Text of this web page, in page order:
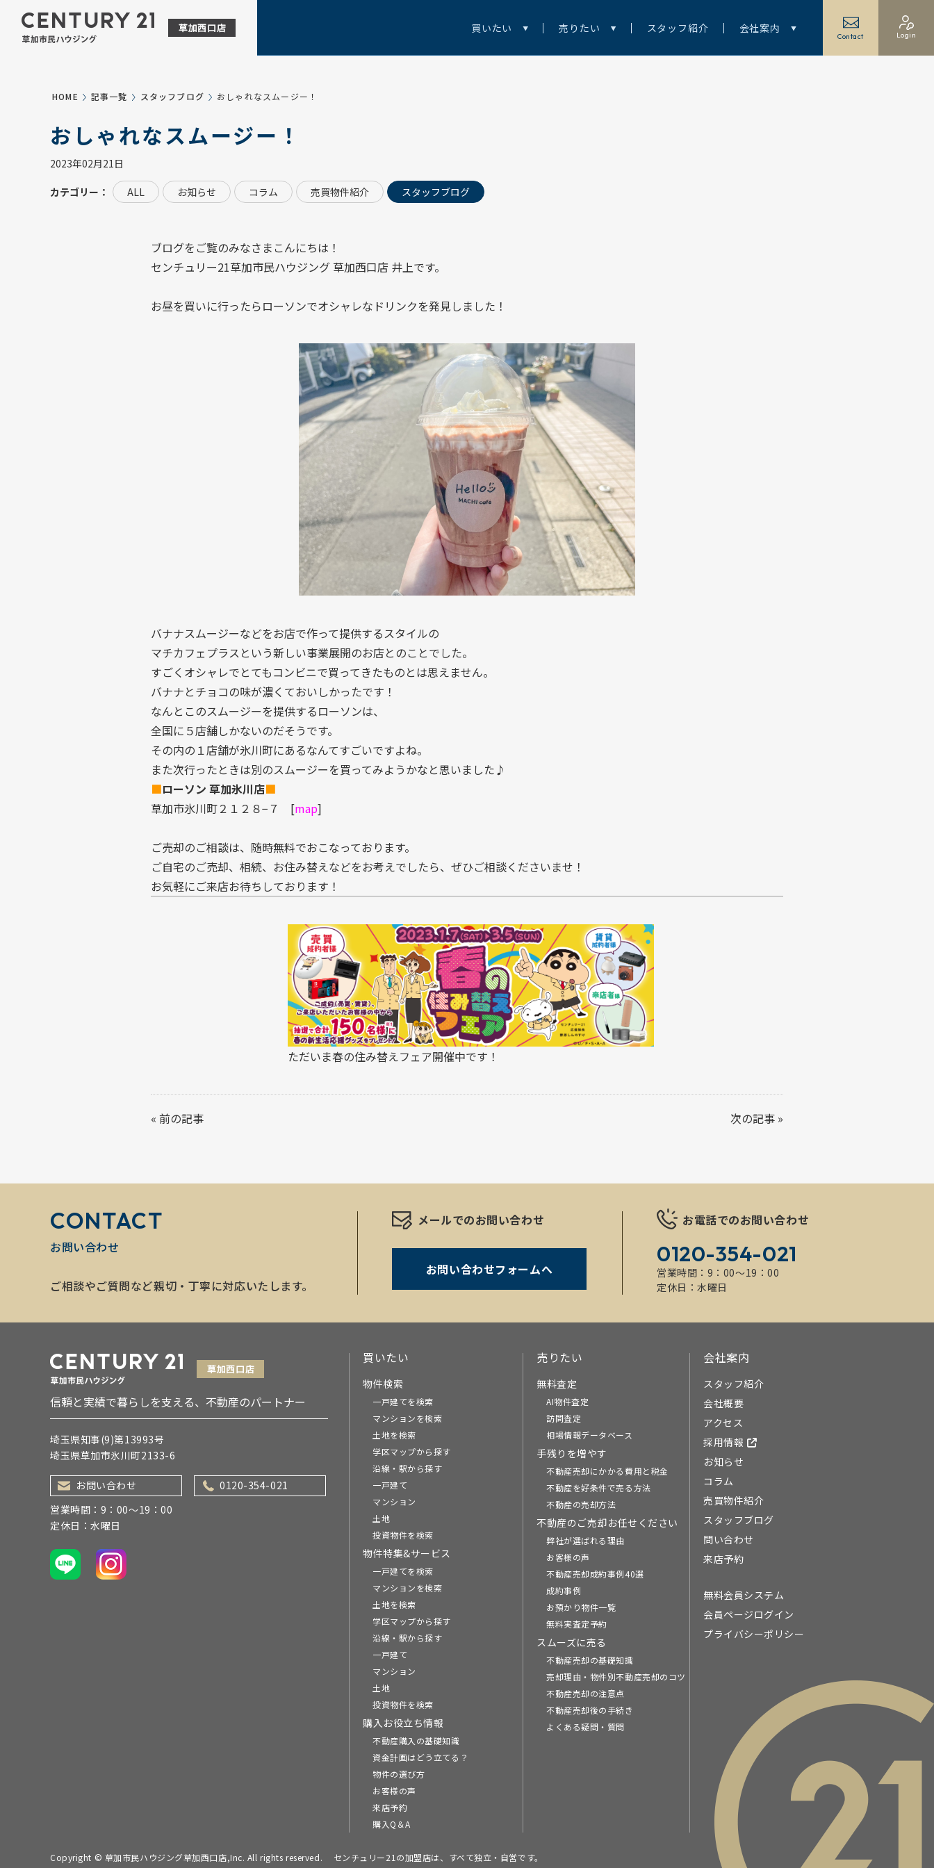
買いたい 売りたい スタッフ紹介 会社案内
Contact Login
HOME 記事一覧 スタッフブログ おしゃれなスムージー！
おしゃれなスムージー！
2023年02月21日
カテゴリー： ALL お知らせ コラム 売買物件紹介 スタッフブログ
ブログをご覧のみなさまこんにちは！
センチュリー21草加市民ハウジング 草加西口店 井上です。
お昼を買いに行ったらローソンでオシャレなドリンクを発見しました！
バナナスムージーなどをお店で作って提供するスタイルの
マチカフェプラスという新しい事業展開のお店とのことでした。
すごくオシャレでとてもコンビニで買ってきたものとは思えません。
バナナとチョコの味が濃くておいしかったです！
なんとこのスムージーを提供するローソンは、
全国に５店舗しかないのだそうです。
その内の１店舗が氷川町にあるなんてすごいですよね。
また次行ったときは別のスムージーを買ってみようかなと思いました♪
■ローソン 草加氷川店■
草加市氷川町２１２８−７ [map]
ご売却のご相談は、随時無料でおこなっております。
ご自宅のご売却、相続、お住み替えなどをお考えでしたら、ぜひご相談くださいませ！
お気軽にご来店お待ちしております！
ただいま春の住み替えフェア開催中です！
« 前の記事 次の記事 »
CONTACT
お問い合わせ
ご相談やご質問など親切・丁寧に対応いたします。
メールでのお問い合わせ
お問い合わせフォームへ
お電話でのお問い合わせ
0120-354-021
営業時間：9：00～19：00
定休日：水曜日
信頼と実績で暮らしを支える、不動産のパートナー
埼玉県知事(9)第13993号
埼玉県草加市氷川町2133-6
お問い合わせ
0120-354-021
営業時間：9：00～19：00
定休日：水曜日
買いたい
物件検索
一戸建てを検索
マンションを検索
土地を検索
学区マップから探す
沿線・駅から探す
一戸建て
マンション
土地
投資物件を検索
物件特集&サービス
一戸建てを検索
マンションを検索
土地を検索
学区マップから探す
沿線・駅から探す
一戸建て
マンション
土地
投資物件を検索
購入お役立ち情報
不動産購入の基礎知識
資金計画はどう立てる？
物件の選び方
お客様の声
来店予約
購入Q＆A
売りたい
無料査定
AI物件査定
訪問査定
相場情報データベース
手残りを増やす
不動産売却にかかる費用と税金
不動産を好条件で売る方法
不動産の売却方法
不動産のご売却お任せください
弊社が選ばれる理由
お客様の声
不動産売却成約事例40選
成約事例
お預かり物件一覧
無料実査定予約
スムーズに売る
不動産売却の基礎知識
売却理由・物件別不動産売却のコツ
不動産売却の注意点
不動産売却後の手続き
よくある疑問・質問
会社案内
スタッフ紹介
会社概要
アクセス
採用情報
お知らせ
コラム
売買物件紹介
スタッフブログ
問い合わせ
来店予約
無料会員システム
会員ページログイン
プライバシーポリシー
Copyright © 草加市民ハウジング草加西口店,Inc. All rights reserved. センチュリー21の加盟店は、すべて独立・自営です。